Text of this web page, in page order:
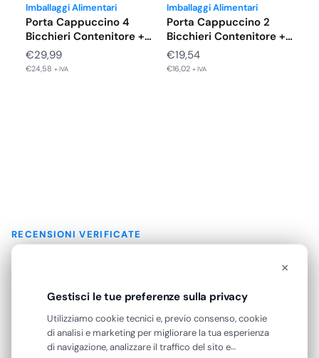
Imballaggi Alimentari
Porta Cappuccino 4
Bicchieri Contenitore +
Coperchio in…
€29,99
€24,58 + IVA
Imballaggi Alimentari
Porta Cappuccino 2
Bicchieri Contenitore +
Coperchio in…
€19,54
€16,02 + IVA
RECENSIONI VERIFICATE
×
Gestisci le tue preferenze sulla privacy
Utilizziamo cookie tecnici e, previo consenso, cookie
di analisi e marketing per migliorare la tua esperienza
di navigazione, analizzare il traffico del sito e